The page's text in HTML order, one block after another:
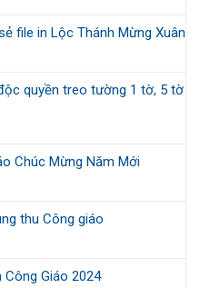
file in Lộc Thánh Mừng Xuân
quyền treo tường 1 tờ, 5 tờ
Chúc Mừng Năm Mới
thu Công giáo
Giáo 2024